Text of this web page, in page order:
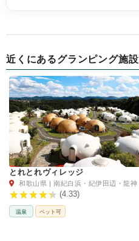
近くにあるグランピング施設
とれとれヴィレッジ
和歌山県 | 南紀白浜・紀伊田辺・龍神
(4.33)
温泉 ペット可